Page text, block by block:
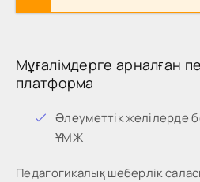
Мұғалімдерге арналған
платформа
Әлеуметтік желілерде
ҰМЖ
Педагогикалық шеберлік